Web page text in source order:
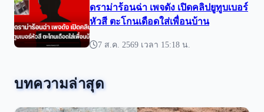
ดราม่าร้อนฉ่า เพจดัง เปิดคลิปยูทูบเบอร์
หัวสี ตะโกนเดือดใส่เพื่อนบ้าน
7 ส.ค. 2569 เวลา 15:18 น.
บทความล่าสุด